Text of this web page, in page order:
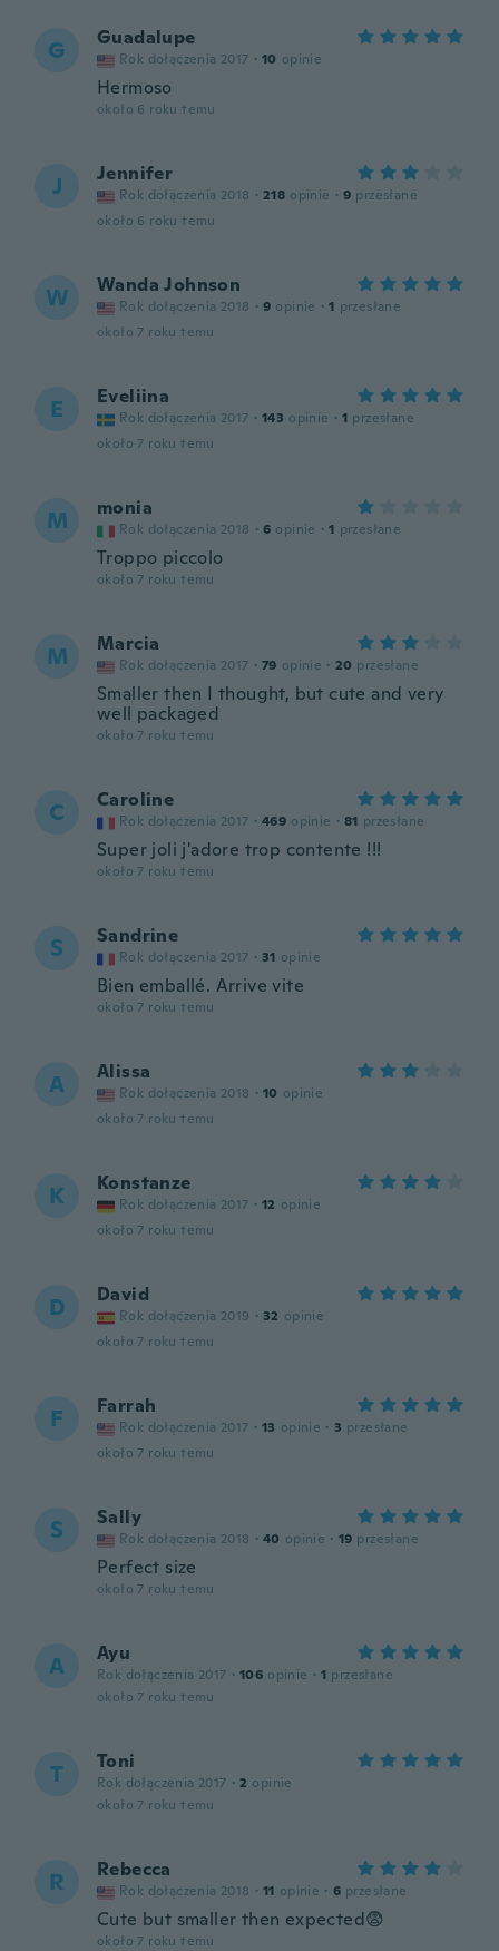
G Guadalupe
Rok dołączenia 2017 · 10 opinie
Hermoso
około 6 roku temu
J Jennifer
Rok dołączenia 2018 · 218 opinie · 9 przesłane
około 6 roku temu
W Wanda Johnson
Rok dołączenia 2018 · 9 opinie · 1 przesłane
około 7 roku temu
E Eveliina
Rok dołączenia 2017 · 143 opinie · 1 przesłane
około 7 roku temu
M monia
Rok dołączenia 2018 · 6 opinie · 1 przesłane
Troppo piccolo
około 7 roku temu
M Marcia
Rok dołączenia 2017 · 79 opinie · 20 przesłane
Smaller then I thought, but cute and very
well packaged
około 7 roku temu
C Caroline
Rok dołączenia 2017 · 469 opinie · 81 przesłane
Super joli j'adore trop contente !!!
około 7 roku temu
S Sandrine
Rok dołączenia 2017 · 31 opinie
Bien emballé. Arrive vite
około 7 roku temu
A Alissa
Rok dołączenia 2018 · 10 opinie
około 7 roku temu
K Konstanze
Rok dołączenia 2017 · 12 opinie
około 7 roku temu
D David
Rok dołączenia 2019 · 32 opinie
około 7 roku temu
F Farrah
Rok dołączenia 2017 · 13 opinie · 3 przesłane
około 7 roku temu
S Sally
Rok dołączenia 2018 · 40 opinie · 19 przesłane
Perfect size
około 7 roku temu
A Ayu
Rok dołączenia 2017 · 106 opinie · 1 przesłane
około 7 roku temu
T Toni
Rok dołączenia 2017 · 2 opinie
około 7 roku temu
R Rebecca
Rok dołączenia 2018 · 11 opinie · 6 przesłane
Cute but smaller then expected😨
około 7 roku temu